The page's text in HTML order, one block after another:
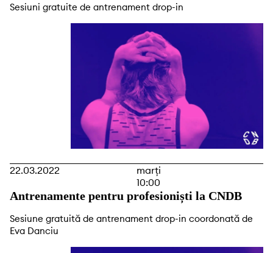
Sesiuni gratuite de antrenament drop-in
22.03.2022
marți
10:00
Antrenamente pentru profesioniști la CNDB
Sesiune gratuită de antrenament drop-in coordonată de
Eva Danciu